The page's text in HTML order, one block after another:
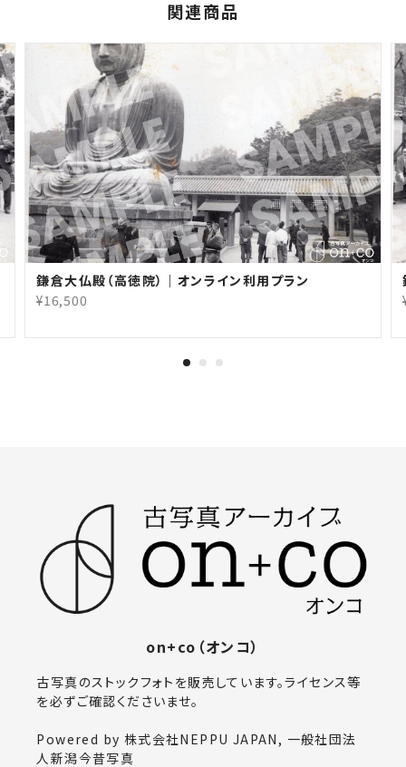
関連商品
鎌倉大仏殿（高徳院）｜オンライン利用プラン
¥16,500
on+co（オンコ）
古写真のストックフォトを販売しています。ライセンス等
を必ずご確認くださいませ。
Powered by 株式会社NEPPU JAPAN, 一般社団法
人新潟今昔写真